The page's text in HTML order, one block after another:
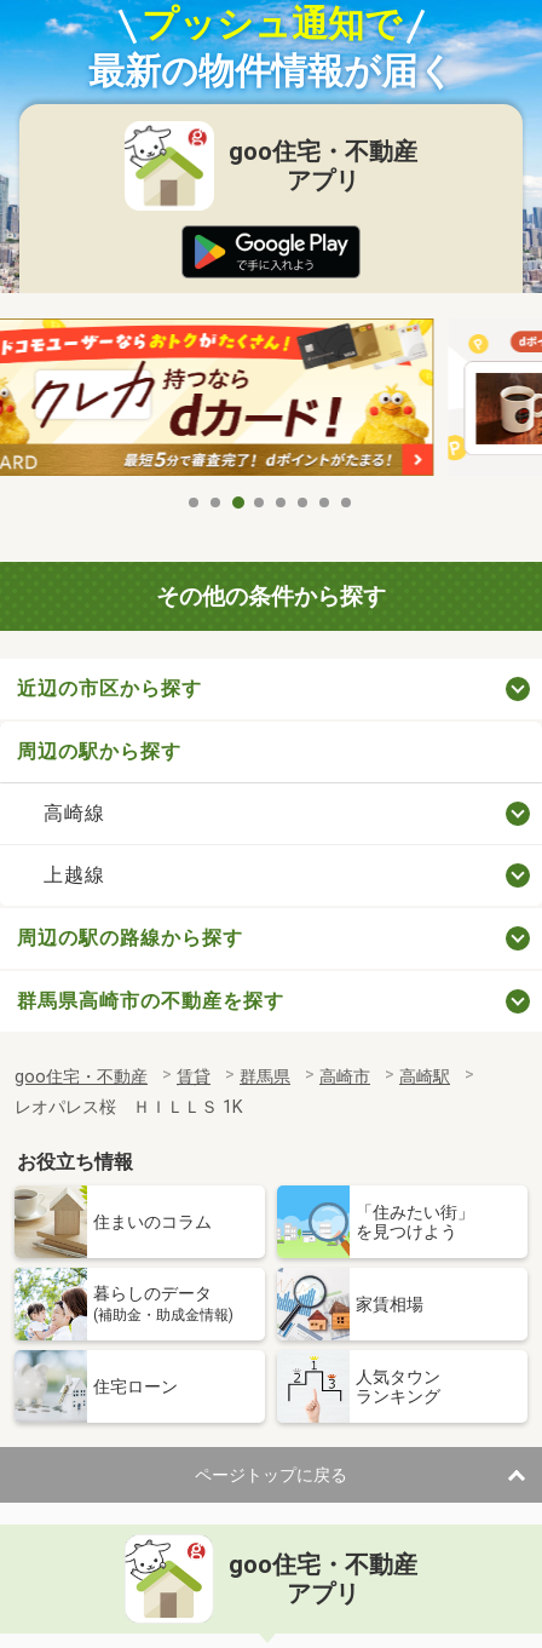
プッシュ通知で
最新の物件情報が届く
goo住宅・不動産
アプリ
その他の条件から探す
近辺の市区から探す
周辺の駅から探す
高崎線
上越線
周辺の駅の路線から探す
群馬県高崎市の不動産を探す
goo住宅・不動産 賃貸 群馬県 高崎市
高崎駅
レオパレス桜 ＨＩＬＬＳ 1K
お役立ち情報
住まいのコラム
「住みたい街」
を見つけよう
暮らしのデータ
(補助金・助成金情報)
家賃相場
住宅ローン
人気タウン
ランキング
ページトップに戻る
goo住宅・不動産
アプリ